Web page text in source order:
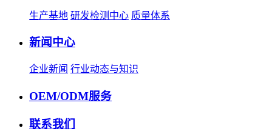
生产基地 研发检测中心 质量体系
新闻中心
企业新闻 行业动态与知识
OEM/ODM服务
联系我们